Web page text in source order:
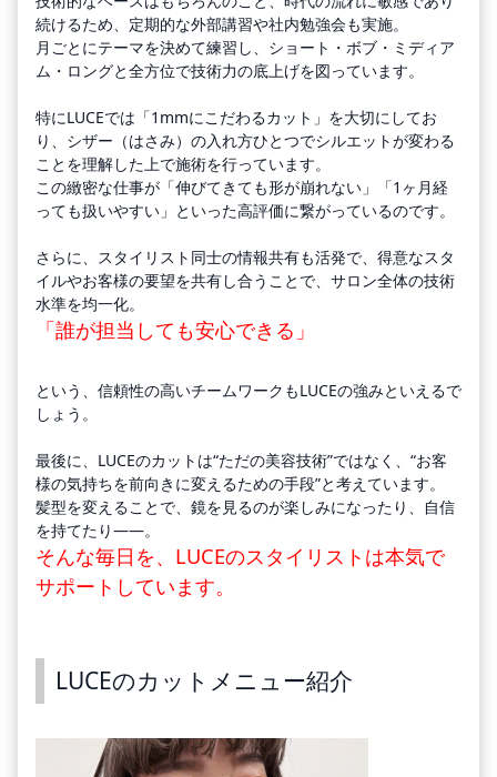
続けるため、定期的な外部講習や社内勉強会も実施。
月ごとにテーマを決めて練習し、ショート・ボブ・ミディア
ム・ロングと全方位で技術力の底上げを図っています。
特にLUCEでは「1mmにこだわるカット」を大切にしてお
り、シザー（はさみ）の入れ方ひとつでシルエットが変わる
ことを理解した上で施術を行っています。
この緻密な仕事が「伸びてきても形が崩れない」「1ヶ月経
っても扱いやすい」といった高評価に繋がっているのです。
さらに、スタイリスト同士の情報共有も活発で、得意なスタ
イルやお客様の要望を共有し合うことで、サロン全体の技術
水準を均一化。
「誰が担当しても安心できる」
という、信頼性の高いチームワークもLUCEの強みといえるで
しょう。
最後に、LUCEのカットは“ただの美容技術”ではなく、“お客
様の気持ちを前向きに変えるための手段”と考えています。
髪型を変えることで、鏡を見るのが楽しみになったり、自信
を持てたり——。
そんな毎日を、LUCEのスタイリストは本気で
サポートしています。
LUCEのカットメニュー紹介